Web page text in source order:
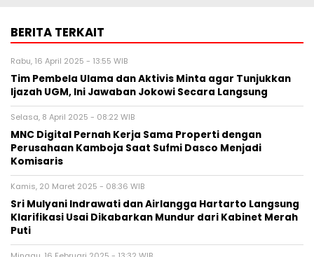
BERITA TERKAIT
Rabu, 16 April 2025 - 13:55 WIB
Tim Pembela Ulama dan Aktivis Minta agar Tunjukkan
Ijazah UGM, Ini Jawaban Jokowi Secara Langsung
Selasa, 8 April 2025 - 08:22 WIB
MNC Digital Pernah Kerja Sama Properti dengan
Perusahaan Kamboja Saat Sufmi Dasco Menjadi
Komisaris
Kamis, 20 Maret 2025 - 08:36 WIB
Sri Mulyani Indrawati dan Airlangga Hartarto Langsung
Klarifikasi Usai Dikabarkan Mundur dari Kabinet Merah
Puti